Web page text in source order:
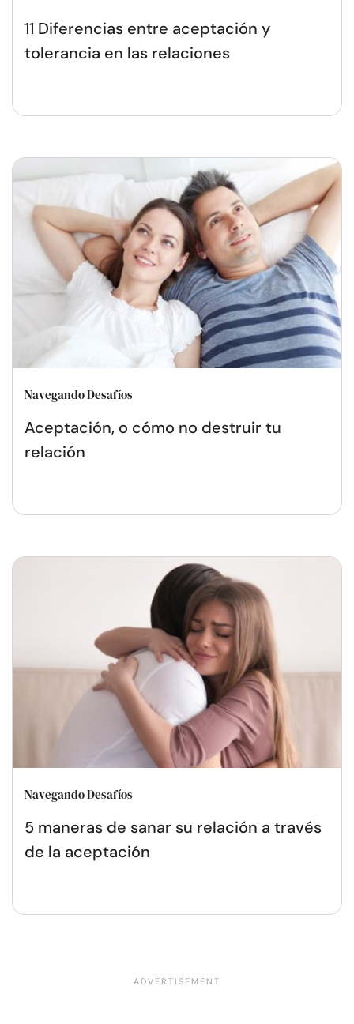
11 Diferencias entre aceptación y
tolerancia en las relaciones
Navegando Desafíos
Aceptación, o cómo no destruir tu
relación
Navegando Desafíos
5 maneras de sanar su relación a través
de la aceptación